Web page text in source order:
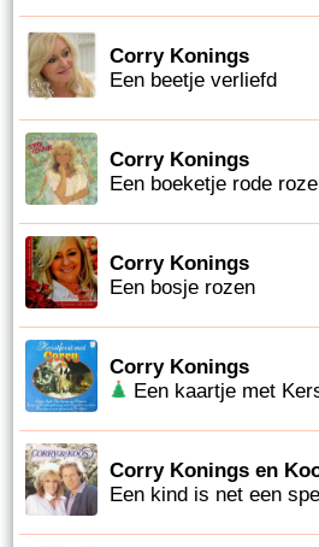
Corry Konings
Een beetje verliefd
Corry Konings
Een boeketje rode
Corry Konings
Een bosje rozen
Corry Konings
Een kaartje met
Corry Konings en
Een kind is net een